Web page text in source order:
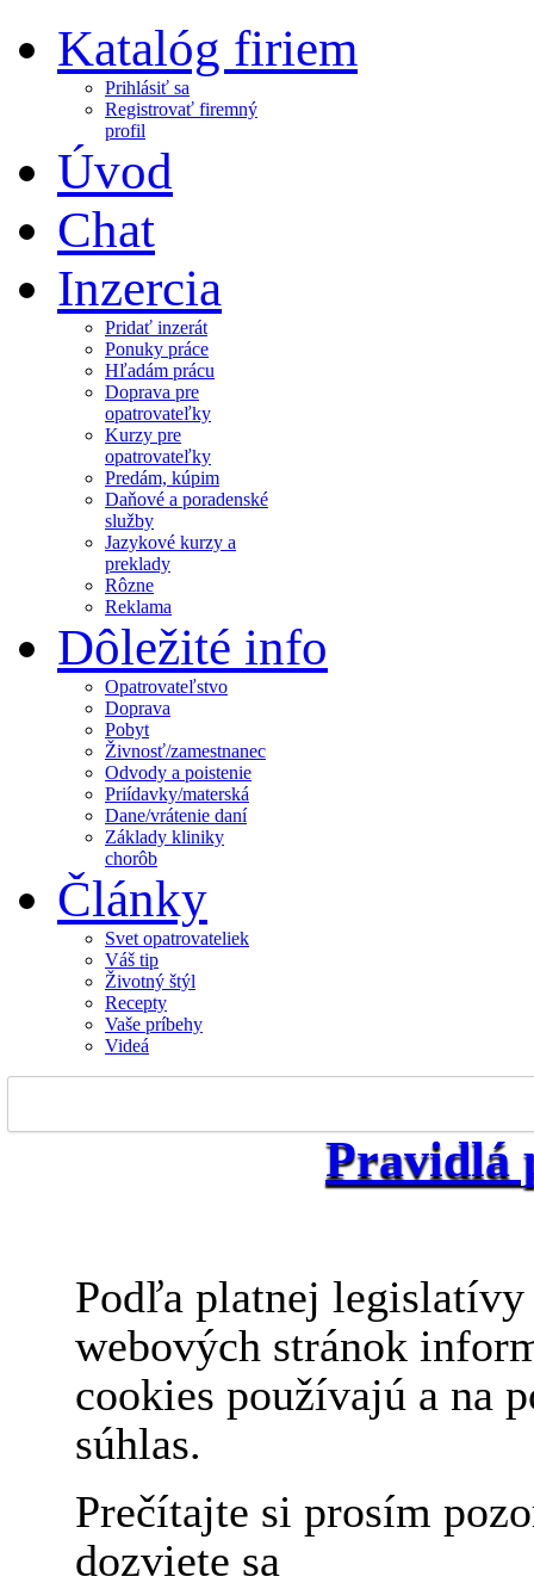
Katalóg firiem
Prihlásiť sa
Registrovať firemný
profil
Úvod
Chat
Inzercia
Pridať inzerát
Ponuky práce
Hľadám prácu
Doprava pre
opatrovateľky
Kurzy pre
opatrovateľky
Predám, kúpim
Daňové a poradenské
služby
Jazykové kurzy a
preklady
Rôzne
Reklama
Dôležité info
Opatrovateľstvo
Doprava
Pobyt
Živnosť/zamestnanec
Odvody a poistenie
Priídavky/materská
Dane/vrátenie daní
Základy kliniky
chorôb
Články
Svet opatrovateliek
Váš tip
Životný štýl
Recepty
Vaše príbehy
Videá
Pravidlá
Podľa platnej
webových stránok
cookies používajú a na
súhlas.
Prečítajte si prosím
dozviete sa